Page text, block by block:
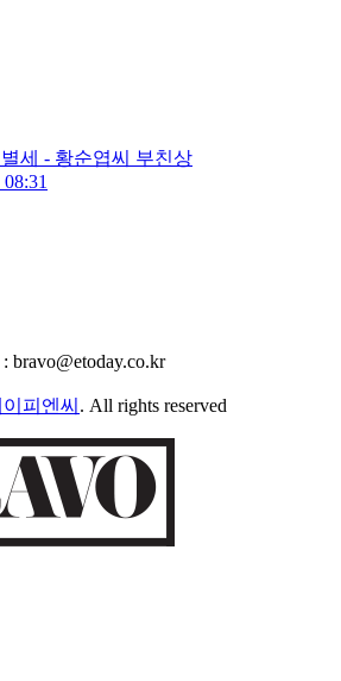
세 - 황순엽씨 부친상
피엔씨 . All rights reserved